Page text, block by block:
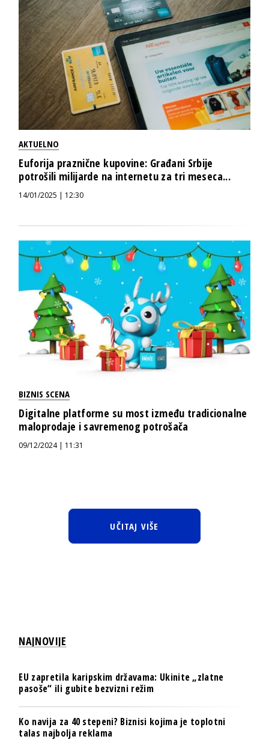
AKTUELNO
Euforija praznične kupovine: Građani Srbije
potrošili milijarde na internetu za tri meseca...
14/01/2025 | 12:30
BIZNIS SCENA
Digitalne platforme su most između tradicionalne
maloprodaje i savremenog potrošača
09/12/2024 | 11:31
UČITAJ VIŠE
NAJNOVIJE
EU zapretila karipskim državama: Ukinite „zlatne
pasoše“ ili gubite bezvizni režim
Ko navija za 40 stepeni? Biznisi kojima je toplotni
talas najbolja reklama